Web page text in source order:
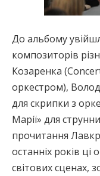
До альбому
композиторів
Козаренка
оркестром),
для скрипки з
Марії» для
прочитання
останніх років ці
світових сценах,